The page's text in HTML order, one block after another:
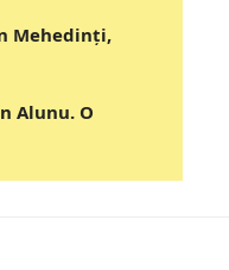
Mehedinți,
Alunu. O